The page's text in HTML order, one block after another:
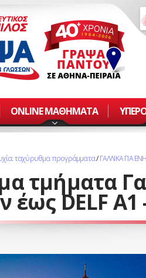
ONLINE ΜΑΘΗΜΑΤΑ
ταχύρυθμα προγράμματα/ΓΑΛΛΙΚΑ ΓΙΑ
τμήματα
DELF A1